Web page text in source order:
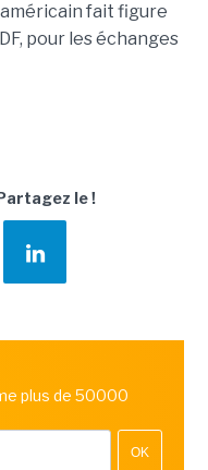
fait figure
pour les échanges
le !
plus de 50000
OK